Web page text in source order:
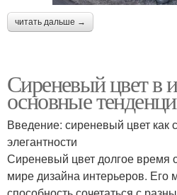
читать дальше →
Сиреневый цвет в
основные
Введение: сиреневый цвет как
элегантности
Сиреневый цвет долгое время
мире дизайна интерьеров. Его